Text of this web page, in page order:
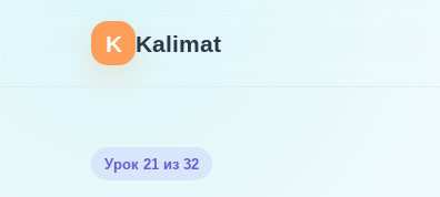
K Kalimat
Урок 21 из 32